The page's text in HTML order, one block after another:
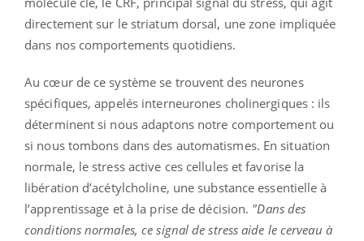
directement sur le striatum dorsal, une zone impliquée
dans nos comportements quotidiens.
Au cœur de ce système se trouvent des neurones
spécifiques, appelés interneurones cholinergiques : ils
déterminent si nous adaptons notre comportement ou
si nous tombons dans des automatismes. En situation
normale, le stress active ces cellules et favorise la
libération d’acétylcholine, une substance essentielle à
l’apprentissage et à la prise de décision. "Dans des
conditions normales, ce signal de stress aide le cerveau à